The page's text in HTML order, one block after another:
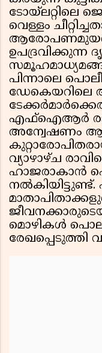
ടോയ്‌ലറ്റിലെ
വെള്ളം
ഉപദ്രവിക്കുന്ന
പിന്നാലെ
ഡേകെയറിലെ
എഫ്ഐആർ
അന്വേഷണം
വ്യാഴാഴ്ച
ഹാജരാകാൻ
നൽകിയിട്ടുണ്ട്.
മൊഴികൾ
രേഖപ്പെടുത്തി